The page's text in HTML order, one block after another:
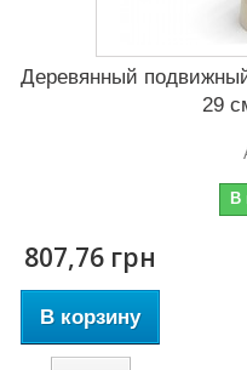
Деревянный
29
В
807,76 грн
В корзину